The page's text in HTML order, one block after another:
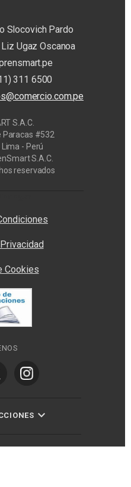
Slocovich Pardo
Ugaz Oscanoa
311 6500
S.A.C.
Paracas #532
Lima - Perú
S.A.C.
reservados
Cookies